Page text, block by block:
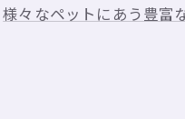
様々なペットにあう豊富